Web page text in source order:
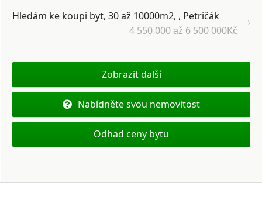
Hledám ke koupi byt, 30 až 10000m2, , Petričák
4 550 000 až 6 500 000Kč
Zobrazit další
Nabídněte svou nemovitost
Odhad ceny bytu